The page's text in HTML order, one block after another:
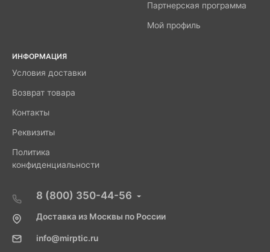
Партнерская программа
Мой профиль
ИНФОРМАЦИЯ
Условия доставки
Возврат товара
Контакты
Реквизиты
Политика
конфиденциальности
8 (800) 350-44-56
Доставка из Москвы по России
info@mirptic.ru